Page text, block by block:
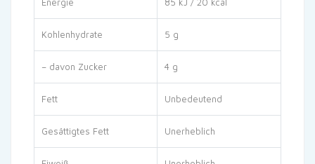
Energie 85 kJ / 20 kcal
Kohlenhydrate 5 g
– davon Zucker 4 g
Fett Unbedeutend
Gesättigtes Fett Unerheblich